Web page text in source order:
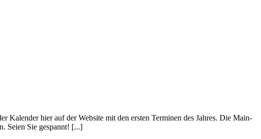
Kalender hier auf der Website mit den ersten Terminen des Jahres. Die Main-
Seien Sie gespannt! [...]